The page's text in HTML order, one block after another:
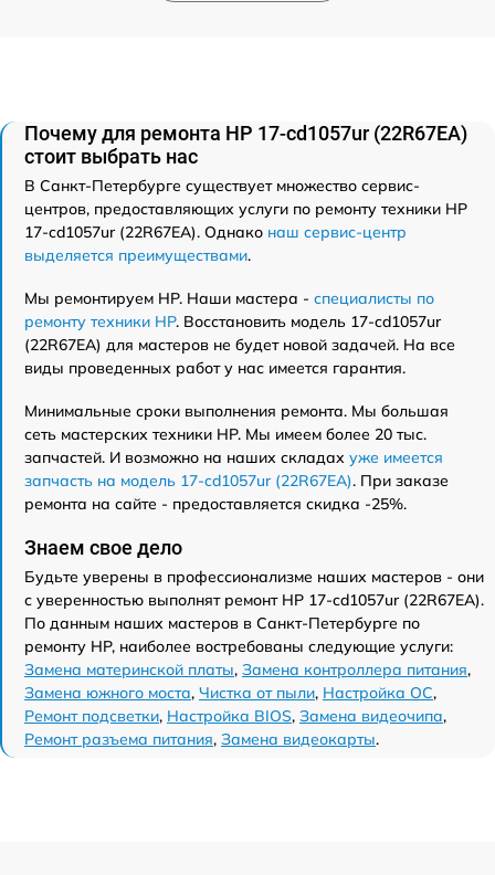
Почему для ремонта HP 17-cd1057ur (22R67EA)
стоит выбрать нас
В Санкт-Петербурге существует множество сервис-
центров, предоставляющих услуги по ремонту техники HP
17-cd1057ur (22R67EA). Однако наш сервис-центр
выделяется преимуществами.
Мы ремонтируем HP. Наши мастера - специалисты по
ремонту техники HP. Восстановить модель 17-cd1057ur
(22R67EA) для мастеров не будет новой задачей. На все
виды проведенных работ у нас имеется гарантия.
Минимальные сроки выполнения ремонта. Мы большая
сеть мастерских техники HP. Мы имеем более 20 тыс.
запчастей. И возможно на наших складах уже имеется
запчасть на модель 17-cd1057ur (22R67EA). При заказе
ремонта на сайте - предоставляется скидка -25%.
Знаем свое дело
Будьте уверены в профессионализме наших мастеров - они
с уверенностью выполнят ремонт HP 17-cd1057ur (22R67EA).
По данным наших мастеров в Санкт-Петербурге по
ремонту HP, наиболее востребованы следующие услуги:
Замена материнской платы, Замена контроллера питания,
Замена южного моста, Чистка от пыли, Настройка ОС,
Ремонт подсветки, Настройка BIOS, Замена видеочипа,
Ремонт разъема питания, Замена видеокарты.